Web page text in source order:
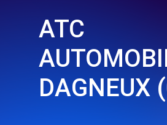
ATC
DAGNEUX